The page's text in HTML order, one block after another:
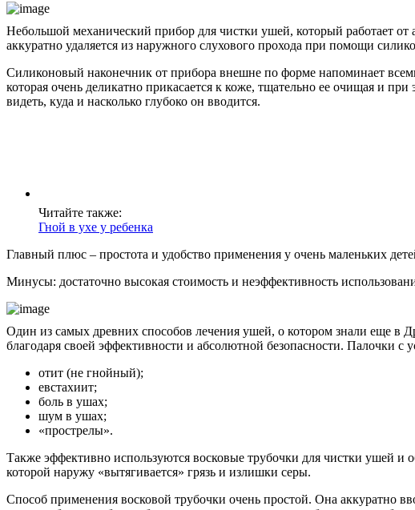
Небольшой механический прибор для чистки ушей, который работает
аккуратно удаляется из наружного слухового прохода при помощи
Силиконовый наконечник от прибора внешне по форме напоминает
которая очень деликатно прикасается к коже, тщательно ее очищая и
видеть, куда и насколько глубоко он вводится.
Читайте также:
Гной в ухе у ребенка
Главный плюс – простота и удобство применения у очень маленьких
Минусы: достаточно высокая стоимость и неэффективность
Один из самых древних способов лечения ушей, о котором знали еще в
благодаря своей эффективности и абсолютной безопасности. Палочки с
отит (не гнойный);
евстахиит;
боль в ушах;
шум в ушах;
«прострелы».
Также эффективно используются восковые трубочки для чистки ушей и
которой наружу «вытягивается» грязь и излишки серы.
Способ применения восковой трубочки очень простой. Она аккуратно